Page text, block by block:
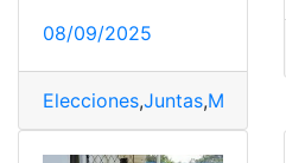
08/09/2025
Elecciones,Juntas,Miembros